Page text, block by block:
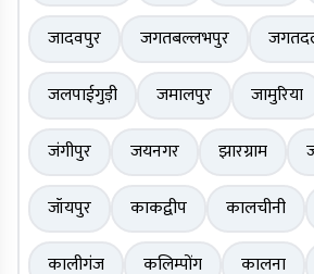
जादवपुर
जगतबल्लभपुर
जलपाईगुड़ी
जमालपुर जामुरिया
जंगीपुर
जयनगर झारग्राम
जॉयपुर
काकद्वीप कालचीनी
कालीगंज
कलिम्पोंग कालना